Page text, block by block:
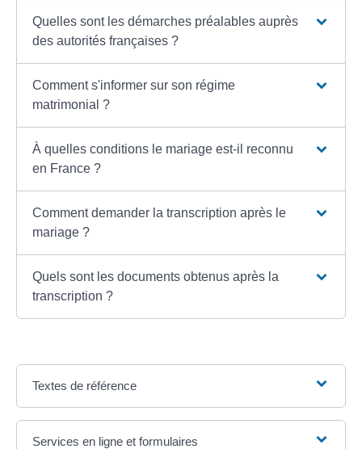
Quelles sont les démarches préalables auprès
des autorités françaises ?
Comment s'informer sur son régime
matrimonial ?
À quelles conditions le mariage est-il reconnu
en France ?
Comment demander la transcription après le
mariage ?
Quels sont les documents obtenus après la
transcription ?
Textes de référence
Services en ligne et formulaires